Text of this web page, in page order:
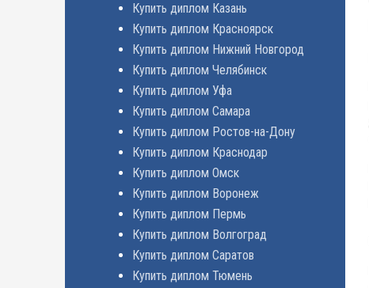
Купить диплом Казань
Купить диплом Красноярск
Купить диплом Нижний Новгород
Купить диплом Челябинск
Купить диплом Уфа
Купить диплом Самара
Купить диплом Ростов-на-Дону
Купить диплом Краснодар
Купить диплом Омск
Купить диплом Воронеж
Купить диплом Пермь
Купить диплом Волгоград
Купить диплом Саратов
Купить диплом Тюмень